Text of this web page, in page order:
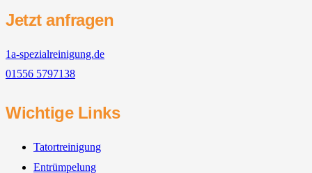
Jetzt anfragen
1a-spezialreinigung.de
01556 5797138
Wichtige Links
Tatortreinigung
Entrümpelung